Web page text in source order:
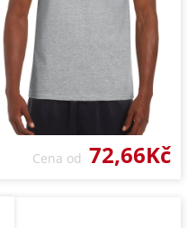
Cena od 72,66Kč